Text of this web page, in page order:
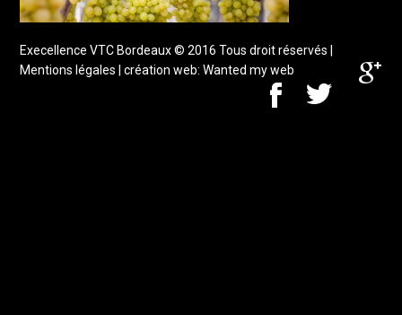
Execellence VTC Bordeaux© 2016 Tous droit réservés |
Mentions légales | création web:Wanted my web